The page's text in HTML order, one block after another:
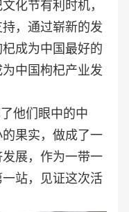
化节有利时机，
，通过崭新的发
成为中国最好的
中国枸杞产业发
他们眼中的中
果实，做成了一
展，作为一带一
站，见证这次活